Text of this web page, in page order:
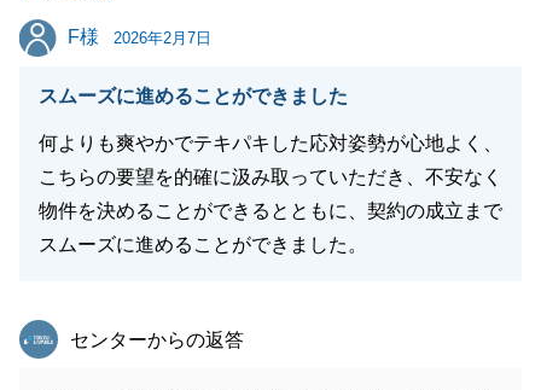
F様
F様 2026年2月7日
スムーズに進めることができました
何よりも爽やかでテキパキした応対姿勢が心地よく、
こちらの要望を的確に汲み取っていただき、不安なく
物件を決めることができるとともに、契約の成立まで
スムーズに進めることができました。
東急リバブル
センターからの返答